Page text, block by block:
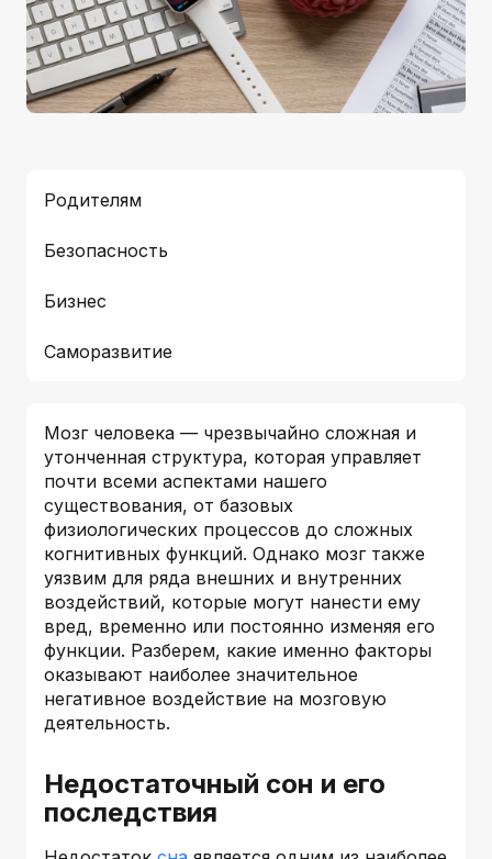
Родителям
Безопасность
Бизнес
Саморазвитие
Мозг человека — чрезвычайно сложная и
утонченная структура, которая управляет
почти всеми аспектами нашего
существования, от базовых
физиологических процессов до сложных
когнитивных функций. Однако мозг также
уязвим для ряда внешних и внутренних
воздействий, которые могут нанести ему
вред, временно или постоянно изменяя его
функции. Разберем, какие именно факторы
оказывают наиболее значительное
негативное воздействие на мозговую
деятельность.
Недостаточный сон и его
последствия